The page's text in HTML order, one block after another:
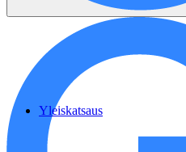
Yleiskatsaus